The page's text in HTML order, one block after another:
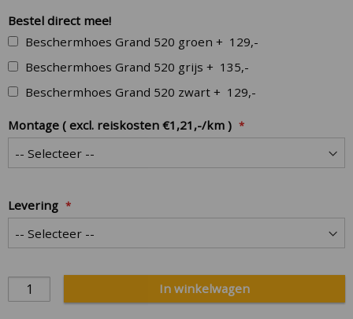
Bestel direct mee!
Beschermhoes Grand 520 groen + 129,-
Beschermhoes Grand 520 grijs + 135,-
Beschermhoes Grand 520 zwart + 129,-
Montage ( excl. reiskosten €1,21,-/km )
Levering
In winkelwagen